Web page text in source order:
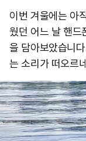
이번 겨울에는 아
웠던 어느 날 핸드
을 담아보았습니
는 소리가 떠오르